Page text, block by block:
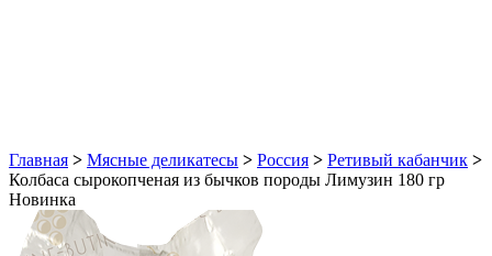
Главная > Мясные деликатесы > Россия > Ретивый кабанчик >
Колбаса сырокопченая из бычков породы Лимузин 180 гр
Новинка